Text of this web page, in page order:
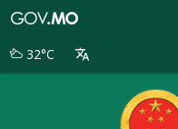
别
32°C